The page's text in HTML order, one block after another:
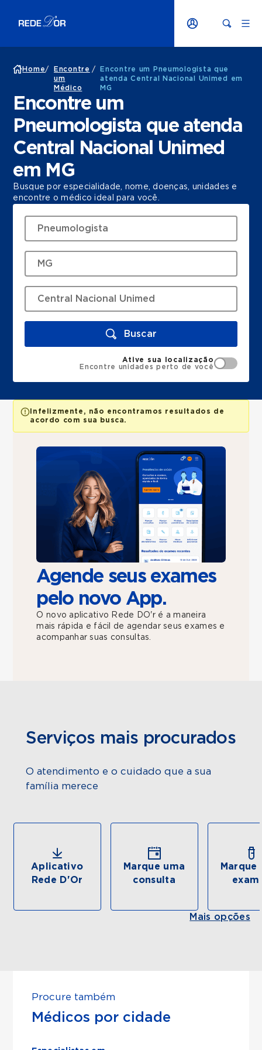
Home/
Encontre
um
Médico
/
Encontre um Pneumologista que
atenda Central Nacional Unimed em
MG
Encontre um
Pneumologista que atenda
Central Nacional Unimed
em MG
Busque por especialidade, nome, doenças, unidades e
encontre o médico ideal para você.
Buscar
Ative sua localização
Encontre unidades perto de você
Infelizmente, não encontramos resultados de
acordo com sua busca.
Agende seus exames
pelo novo App.
O novo aplicativo Rede DO'r é a maneira
mais rápida e fácil de agendar seus exames e
acompanhar suas consultas.
Serviços mais procurados
O atendimento e o cuidado que a sua
família merece
Aplicativo
Rede D'Or
Marque uma
consulta
Marque
Mais opções
Procure também
Médicos por cidade